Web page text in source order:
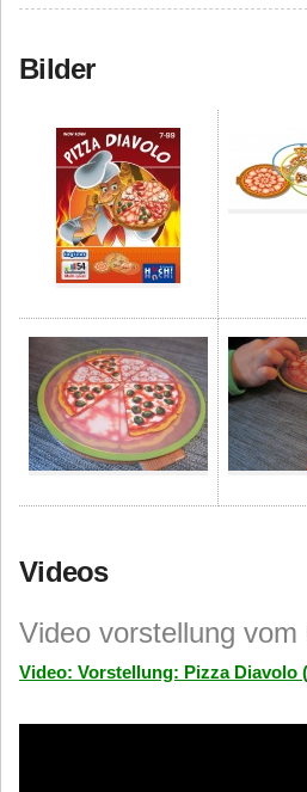
Bilder
Videos
Video vorstellung vom
Video: Vorstellung: Pizza Diavolo